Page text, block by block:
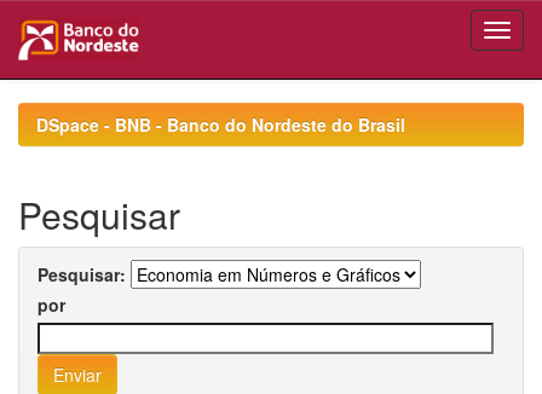
navigationDSpace - BNB - Banco do Nordeste do Brasil
Pesquisar
Pesquisar:
por